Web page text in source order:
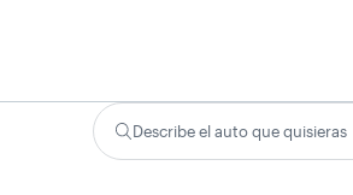
Describe el auto que quisieras